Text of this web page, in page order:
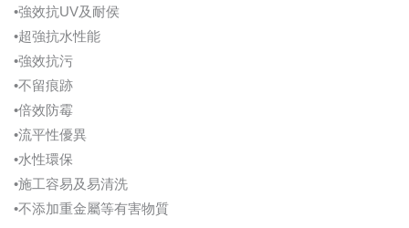
•強效抗UV及耐侯
•超強抗水性能
•強效抗污
•不留痕跡
•倍效防霉
•流平性優異
•水性環保
•施工容易及易清洗
•不添加重金屬等有害物質